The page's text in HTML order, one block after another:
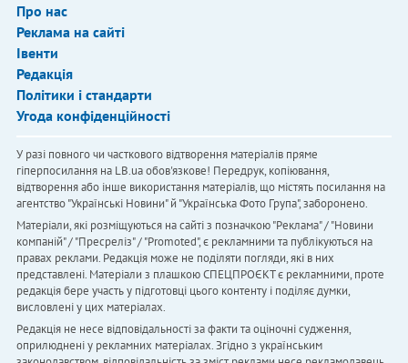
Про нас
Реклама на сайті
Івенти
Редакція
Політики і стандарти
Угода конфіденційності
У разі повного чи часткового відтворення матеріалів пряме
гіперпосилання на LB.ua обов'язкове! Передрук, копіювання,
відтворення або інше використання матеріалів, що містять посилання на
агентство "Українськi Новини" й "Українська Фото Група", заборонено.
Матеріали, які розміщуються на сайті з позначкою "Реклама" / "Новини
компаній" / "Пресреліз" / "Promoted", є рекламними та публікуються на
правах реклами. Редакція може не поділяти погляди, які в них
представлені. Матеріали з плашкою СПЕЦПРОЄКТ є рекламними, проте
редакція бере участь у підготовці цього контенту і поділяє думки,
висловлені у цих матеріалах.
Редакція не несе відповідальності за факти та оціночні судження,
оприлюднені у рекламних матеріалах. Згідно з українським